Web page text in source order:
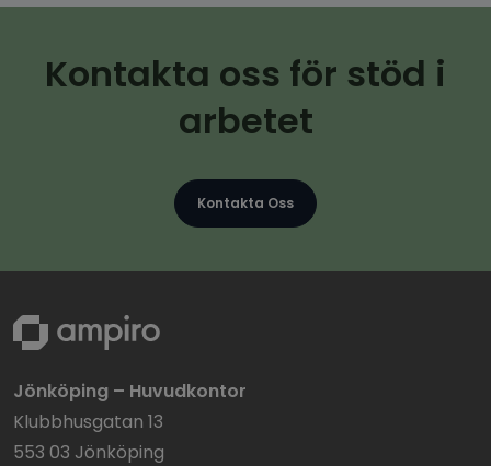
Kontakta oss för stöd i
arbetet
Kontakta Oss
Jönköping – Huvudkontor
Klubbhusgatan 13
553 03 Jönköping